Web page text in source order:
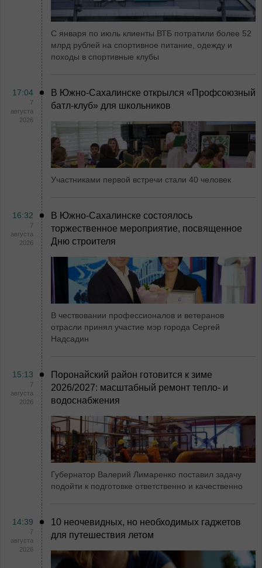
С января по июль клиенты ВТБ потратили более 52
млрд рублей на спортивное питание, одежду и
походы в спортивные клубы
17:04
7
августа
2026
В Южно-Сахалинске открылся «Профсоюзный
батл-клуб» для школьников
Участниками первой встречи стали 40 человек
16:32
7
августа
2026
В Южно-Сахалинске состоялось
торжественное мероприятие, посвященное
Дню строителя
В чествовании профессионалов и ветеранов
отрасли принял участие мэр города Сергей
Надсадин
15:13
7
августа
2026
Поронайский район готовится к зиме
2026/2027: масштабный ремонт тепло- и
водоснабжения
Губернатор Валерий Лимаренко поставил задачу
подойти к подготовке ответственно и качественно
14:39
7
августа
2026
10 неочевидных, но необходимых гаджетов
для путешествия летом